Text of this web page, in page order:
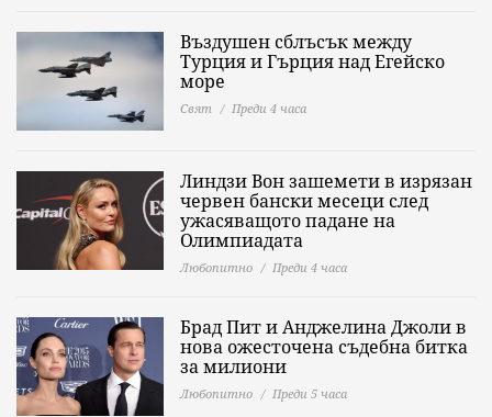
Въздушен сблъсък между
Турция и Гърция над Егейско
море
Свят Преди 4 часа
Линдзи Вон зашемети в изрязан
червен бански месеци след
ужасяващото падане на
Олимпиадата
Любопитно Преди 4 часа
Брад Пит и Анджелина Джоли в
нова ожесточена съдебна битка
за милиони
Любопитно Преди 5 часа